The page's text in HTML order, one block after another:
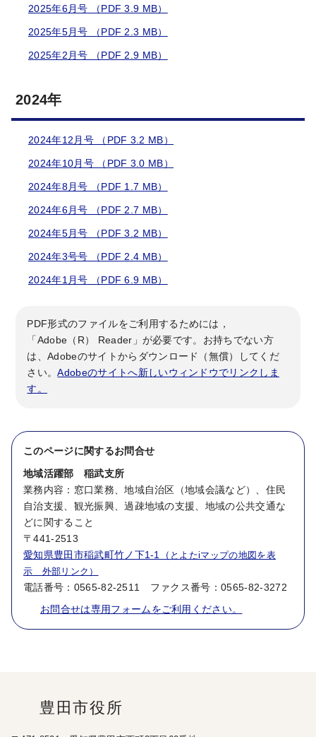
2025年6月号 （PDF 3.9 MB）
2025年5月号 （PDF 2.3 MB）
2025年2月号 （PDF 2.9 MB）
2024年
2024年12月号 （PDF 3.2 MB）
2024年10月号 （PDF 3.0 MB）
2024年8月号 （PDF 1.7 MB）
2024年6月号 （PDF 2.7 MB）
2024年5月号 （PDF 3.2 MB）
2024年3号号 （PDF 2.4 MB）
2024年1月号 （PDF 6.9 MB）
PDF形式のファイルをご利用するためには，
「Adobe（R） Reader」が必要です。お持ちでない方
は、Adobeのサイトからダウンロード（無償）してくだ
さい。Adobeのサイトへ新しいウィンドウでリンクしま
す。
このページに関するお問合せ
地域活躍部 稲武支所
業務内容：窓口業務、地域自治区（地域会議など）、住民
自治支援、観光振興、過疎地域の支援、地域の公共交通な
どに関すること
〒441-2513
愛知県豊田市稲武町竹ノ下1-1（ とよたiマップの地図を表
示 外部リンク）
電話番号：0565-82-2511 ファクス番号：0565-82-3272
お問合せは専用フォームをご利用ください。
豊田市役所